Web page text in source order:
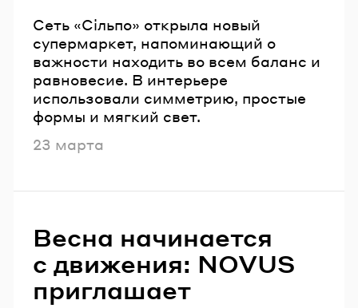
Сеть «Сільпо» открыла новый
супермаркет, напоминающий о
важности находить во всем баланс и
равновесие. В интерьере
использовали симметрию, простые
формы и мягкий свет.
Опубликовано
23 марта
Весна начинается
с движения: NOVUS
приглашает